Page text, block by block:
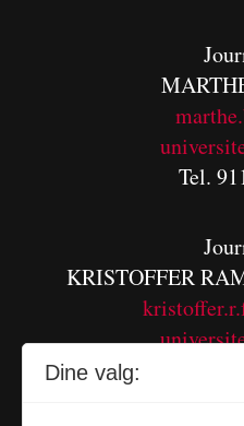
m
Tel.
KRISTOFFER
Dine valg: